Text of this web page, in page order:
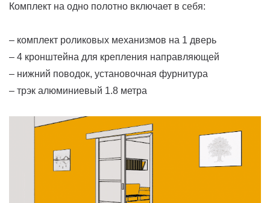
Комплект на одно полотно включает в себя:
– комплект роликовых механизмов на 1 дверь
– 4 кронштейна для крепления направляющей
– нижний поводок, установочная фурнитура
– трэк алюминиевый 1.8 метра